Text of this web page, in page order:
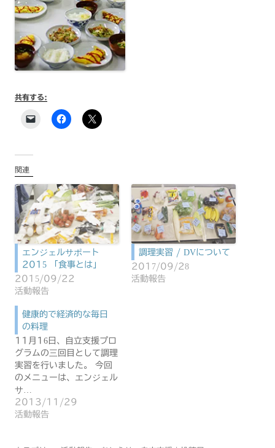
共有する:
関連
エンジェルサポート
2015 「食事とは」
2015/09/22
活動報告
調理実習 / DVについて
2017/09/28
活動報告
健康的で経済的な毎日
の料理
11月16日、自立支援プロ
グラムの三回目として調理
実習を行いました。 今回
のメニューは、エンジェル
サ…
2013/11/29
活動報告